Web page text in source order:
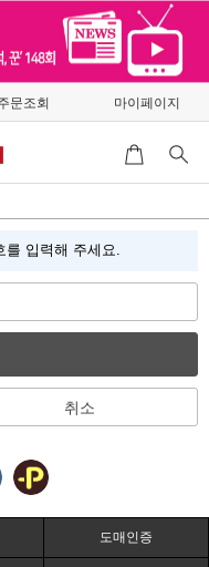
문조회 마이페이지
입력해 주세요.
취소
도매인증